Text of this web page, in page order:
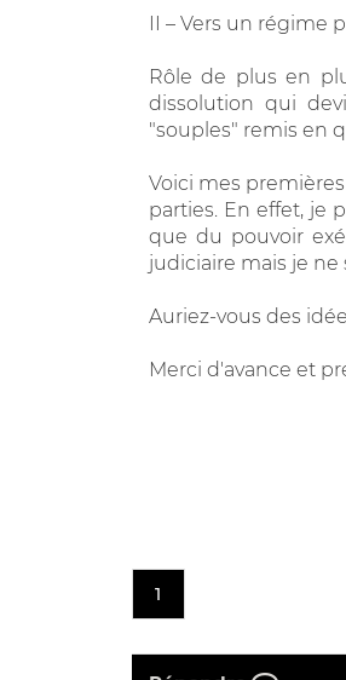
II – Vers un régime
Rôle de plus en
dissolution qui
"souples" remis en
Voici mes
parties. En effet, je
que du pouvoir
judiciaire mais je
Auriez-vous des
Merci d'avance et
1